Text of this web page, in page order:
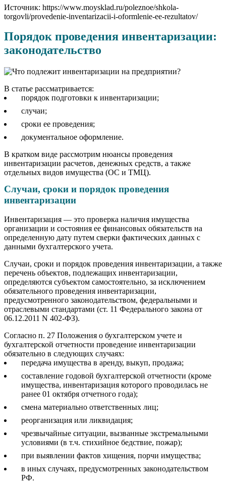
Источник: https://www.moysklad.ru/poleznoe/shkola-
torgovli/provedenie-inventarizacii-i-oformlenie-ee-rezultatov/
Порядок проведения инвентаризации:
законодательство
В статье рассматривается:
порядок подготовки к инвентаризации;
случаи;
сроки ее проведения;
документальное оформление.
В кратком виде рассмотрим нюансы проведения
инвентаризации расчетов, денежных средств, а также
отдельных видов имущества (ОС и ТМЦ).
Случаи, сроки и порядок проведения
инвентаризации
Инвентаризация — это проверка наличия имущества
организации и состояния ее финансовых обязательств на
определенную дату путем сверки фактических данных с
данными бухгалтерского учета.
Случаи, сроки и порядок проведения инвентаризации, а также
перечень объектов, подлежащих инвентаризации,
определяются субъектом самостоятельно, за исключением
обязательного проведения инвентаризации,
предусмотренного законодательством, федеральными и
отраслевыми стандартами (ст. 11 Федерального закона от
06.12.2011 N 402-ФЗ).
Согласно п. 27 Положения о бухгалтерском учете и
бухгалтерской отчетности проведение инвентаризации
обязательно в следующих случаях:
передача имущества в аренду, выкуп, продажа;
составление годовой бухгалтерской отчетности (кроме
имущества, инвентаризация которого проводилась не
ранее 01 октября отчетного года);
смена материально ответственных лиц;
реорганизация или ликвидация;
чрезвычайные ситуации, вызванные экстремальными
условиями (в т.ч. стихийное бедствие, пожар);
при выявлении фактов хищения, порчи имущества;
в иных случаях, предусмотренных законодательством
РФ.